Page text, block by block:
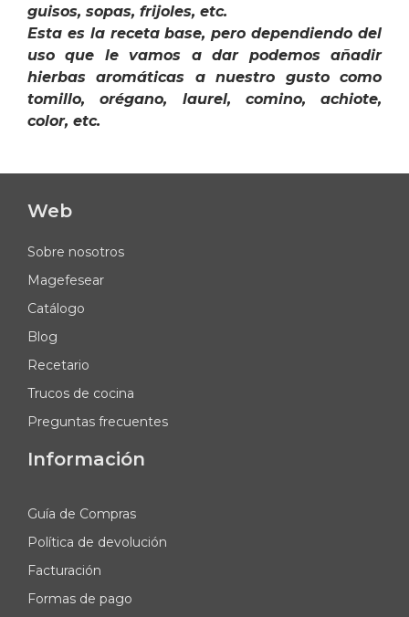
guisos, sopas, frijoles, etc.
Esta es la receta base, pero dependiendo del
uso que le vamos a dar podemos añadir
hierbas aromáticas a nuestro gusto como
tomillo, orégano, laurel, comino, achiote,
color, etc.
Web
Sobre nosotros
Magefesear
Catálogo
Blog
Recetario
Trucos de cocina
Preguntas frecuentes
Información
Guía de Compras
Política de devolución
Facturación
Formas de pago